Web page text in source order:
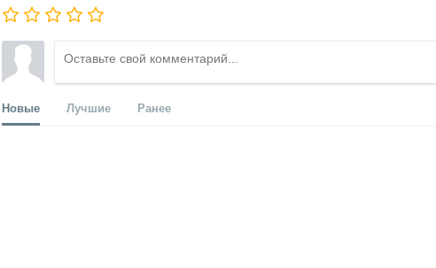
Новые Лучшие Ранее